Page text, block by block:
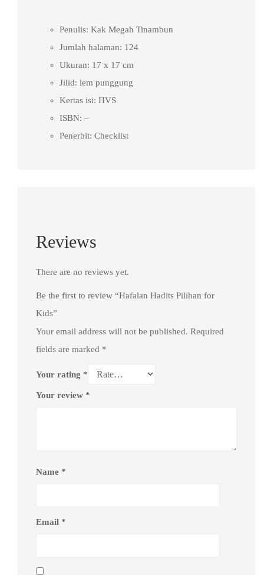
Penulis: Kak Megah Tinambun
Jumlah halaman: 124
Ukuran: 17 x 17 cm
Jilid: lem punggung
Kertas isi: HVS
ISBN: –
Penerbit: Checklist
Reviews
There are no reviews yet.
Be the first to review “Hafalan Hadits Pilihan for
Kids”
Your email address will not be published. Required
fields are marked *
Your rating *
Your review *
Name *
Email *